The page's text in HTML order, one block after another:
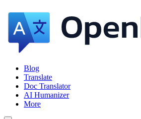
Blog
Translate
Doc Translator
AI Humanizer
More